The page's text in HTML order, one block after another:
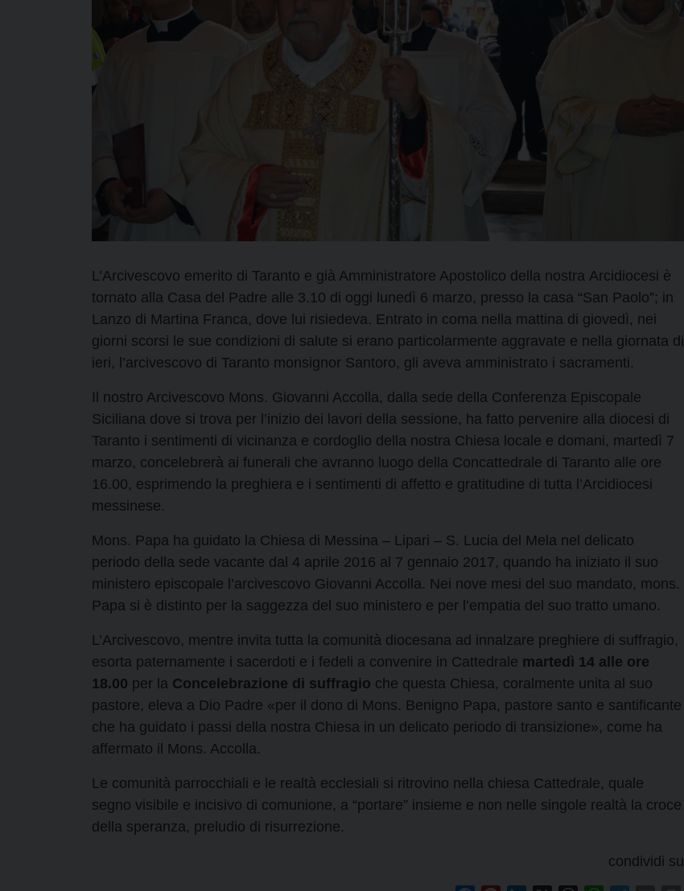
L’Arcivescovo emerito di Taranto e già Amministratore Apostolico della nostra Arcidiocesi è
tornato alla Casa del Padre alle 3.10 di oggi lunedì 6 marzo, presso la casa “San Paolo”; in
Lanzo di Martina Franca, dove lui risiedeva. Entrato in coma nella mattina di giovedì, nei
giorni scorsi le sue condizioni di salute si erano particolarmente aggravate e nella giornata di
ieri, l’arcivescovo di Taranto monsignor Santoro, gli aveva amministrato i sacramenti.
Il nostro Arcivescovo Mons. Giovanni Accolla, dalla sede della Conferenza Episcopale
Siciliana dove si trova per l’inizio dei lavori della sessione, ha fatto pervenire alla diocesi di
Taranto i sentimenti di vicinanza e cordoglio della nostra Chiesa locale e domani, martedì 7
marzo, concelebrerà ai funerali che avranno luogo della Concattedrale di Taranto alle ore
16.00, esprimendo la preghiera e i sentimenti di affetto e gratitudine di tutta l’Arcidiocesi
messinese.
Mons. Papa ha guidato la Chiesa di Messina – Lipari – S. Lucia del Mela nel delicato
periodo della sede vacante dal 4 aprile 2016 al 7 gennaio 2017, quando ha iniziato il suo
ministero episcopale l’arcivescovo Giovanni Accolla. Nei nove mesi del suo mandato, mons.
Papa si è distinto per la saggezza del suo ministero e per l’empatia del suo tratto umano.
L’Arcivescovo, mentre invita tutta la comunità diocesana ad innalzare preghiere di suffragio,
esorta paternamente i sacerdoti e i fedeli a convenire in Cattedrale martedì 14 alle ore
18.00 per la Concelebrazione di suffragio che questa Chiesa, coralmente unita al suo
pastore, eleva a Dio Padre «per il dono di Mons. Benigno Papa, pastore santo e santificante
che ha guidato i passi della nostra Chiesa in un delicato periodo di transizione», come ha
affermato il Mons. Accolla.
Le comunità parrocchiali e le realtà ecclesiali si ritrovino nella chiesa Cattedrale, quale
segno visibile e incisivo di comunione, a “portare” insieme e non nelle singole realtà la croce
della speranza, preludio di risurrezione.
condividi su